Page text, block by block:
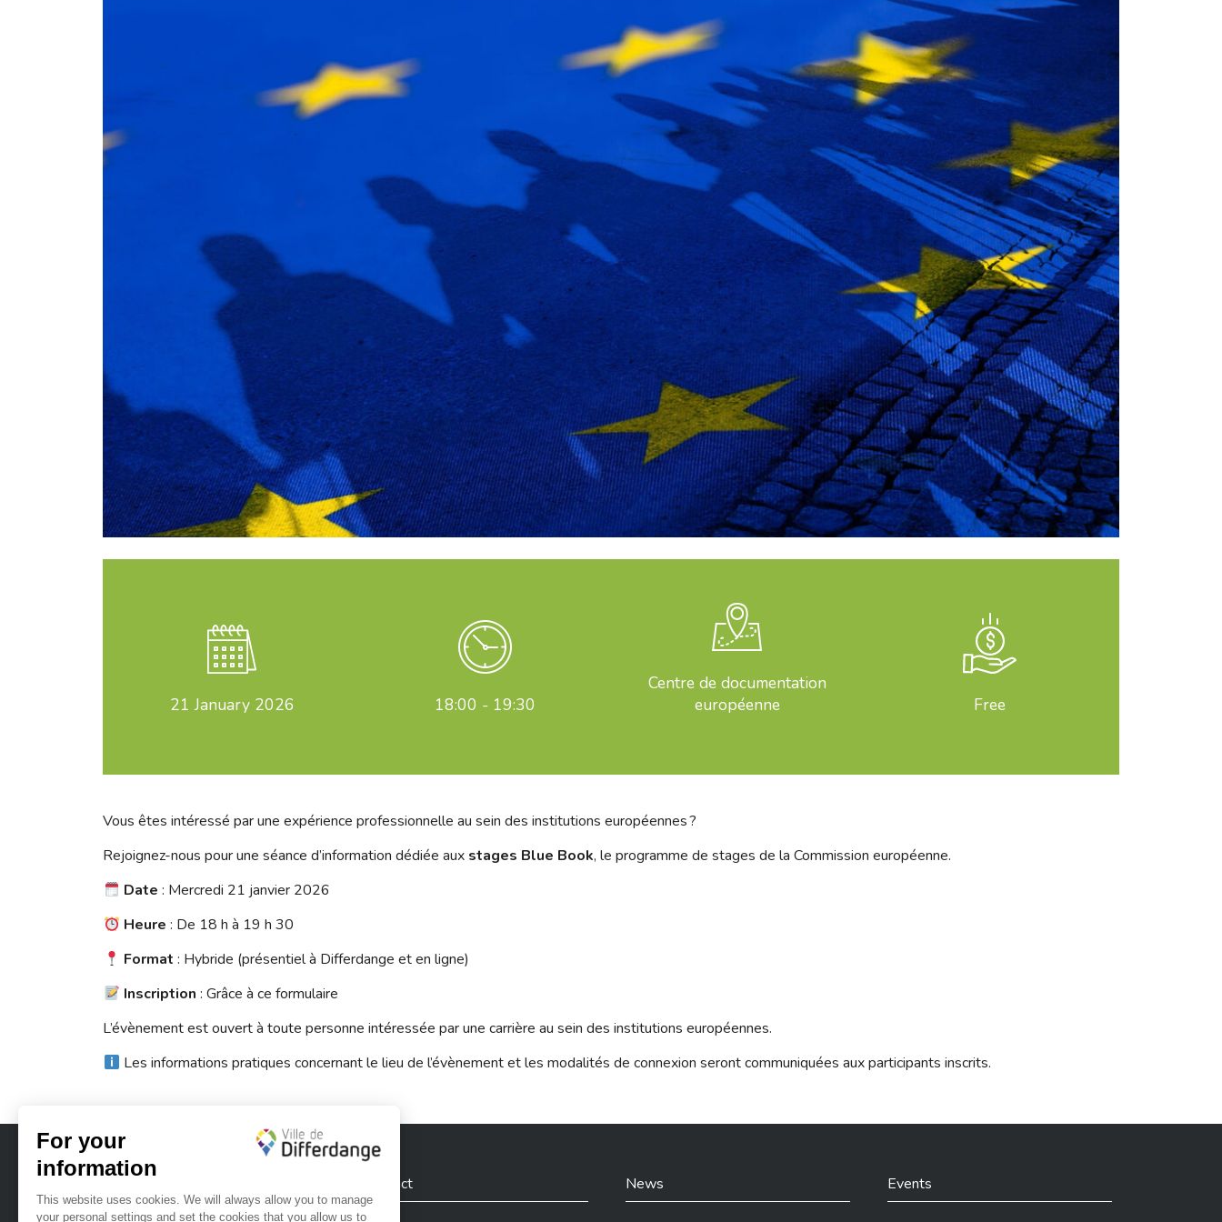
21 January 2026 18:00 - 19:30
Centre de documentation
européenne
Free
Vous êtes intéressé par une expérience professionnelle au sein des institutions européennes ?
Rejoignez-nous pour une séance d’information dédiée aux stages Blue Book, le programme de stages de la Commission européenne.
Date : Mercredi 21 janvier 2026
Heure : De 18 h à 19 h 30
Format : Hybride (présentiel à Differdange et en ligne)
Inscription : Grâce à ce formulaire
L’évènement est ouvert à toute personne intéressée par une carrière au sein des institutions européennes.
Les informations pratiques concernant le lieu de l’évènement et les modalités de connexion seront communiquées aux participants inscrits.
City of Differdange
Contact
News Events